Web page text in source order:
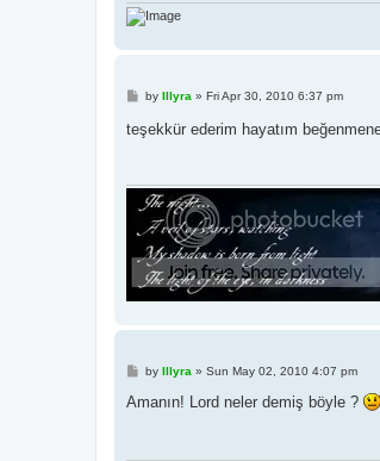
P
t
by Illyra » Fri Apr 30, 2010 6:37 pm
teşekkür ederim hayatım
P
s
by Illyra » Sun May 02, 2010 4:07 pm
Amanın! Lord neler demiş böyle ?